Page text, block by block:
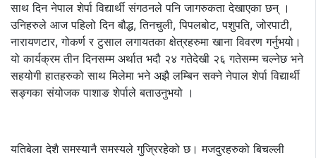
साथ दिन नेपाल शेर्पा विद्यार्थी संगठनले पनि जागरुकता देखाएका छन् ।
उनिहरुले आज पहिलो दिन बौद्ध, तिनचुली, पिपलबोट, पशुपति, जोरपाटी,
नारायणटार, गोकर्ण र टुसाल लगायतका क्षेत्रहरुमा खाना विवरण गर्नुभयो।
यो कार्यक्रम तीन दिनसम्म अर्थात भदौ २४ गतेदेखी २६ गतेसम्म चल्नेछ भने
सहयोगी हातहरुको साथ मिलेमा भने अझै लम्बिन सक्ने नेपाल शेर्पा विद्यार्थी
सङ्गका संयोजक पाशाङ शेर्पाले बताउनुभयो ।
यतिबेला देशै समस्यानै समस्यले गुजि्ररहेको छ। मजदुरहरुको बिचल्ली